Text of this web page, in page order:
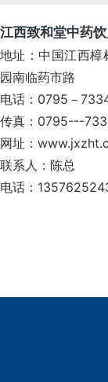
江西致和堂中药
地址：中国江西樟
园南临药市路
电话：0795－
传真：0795---
网址：
联系人：陈总
电话：